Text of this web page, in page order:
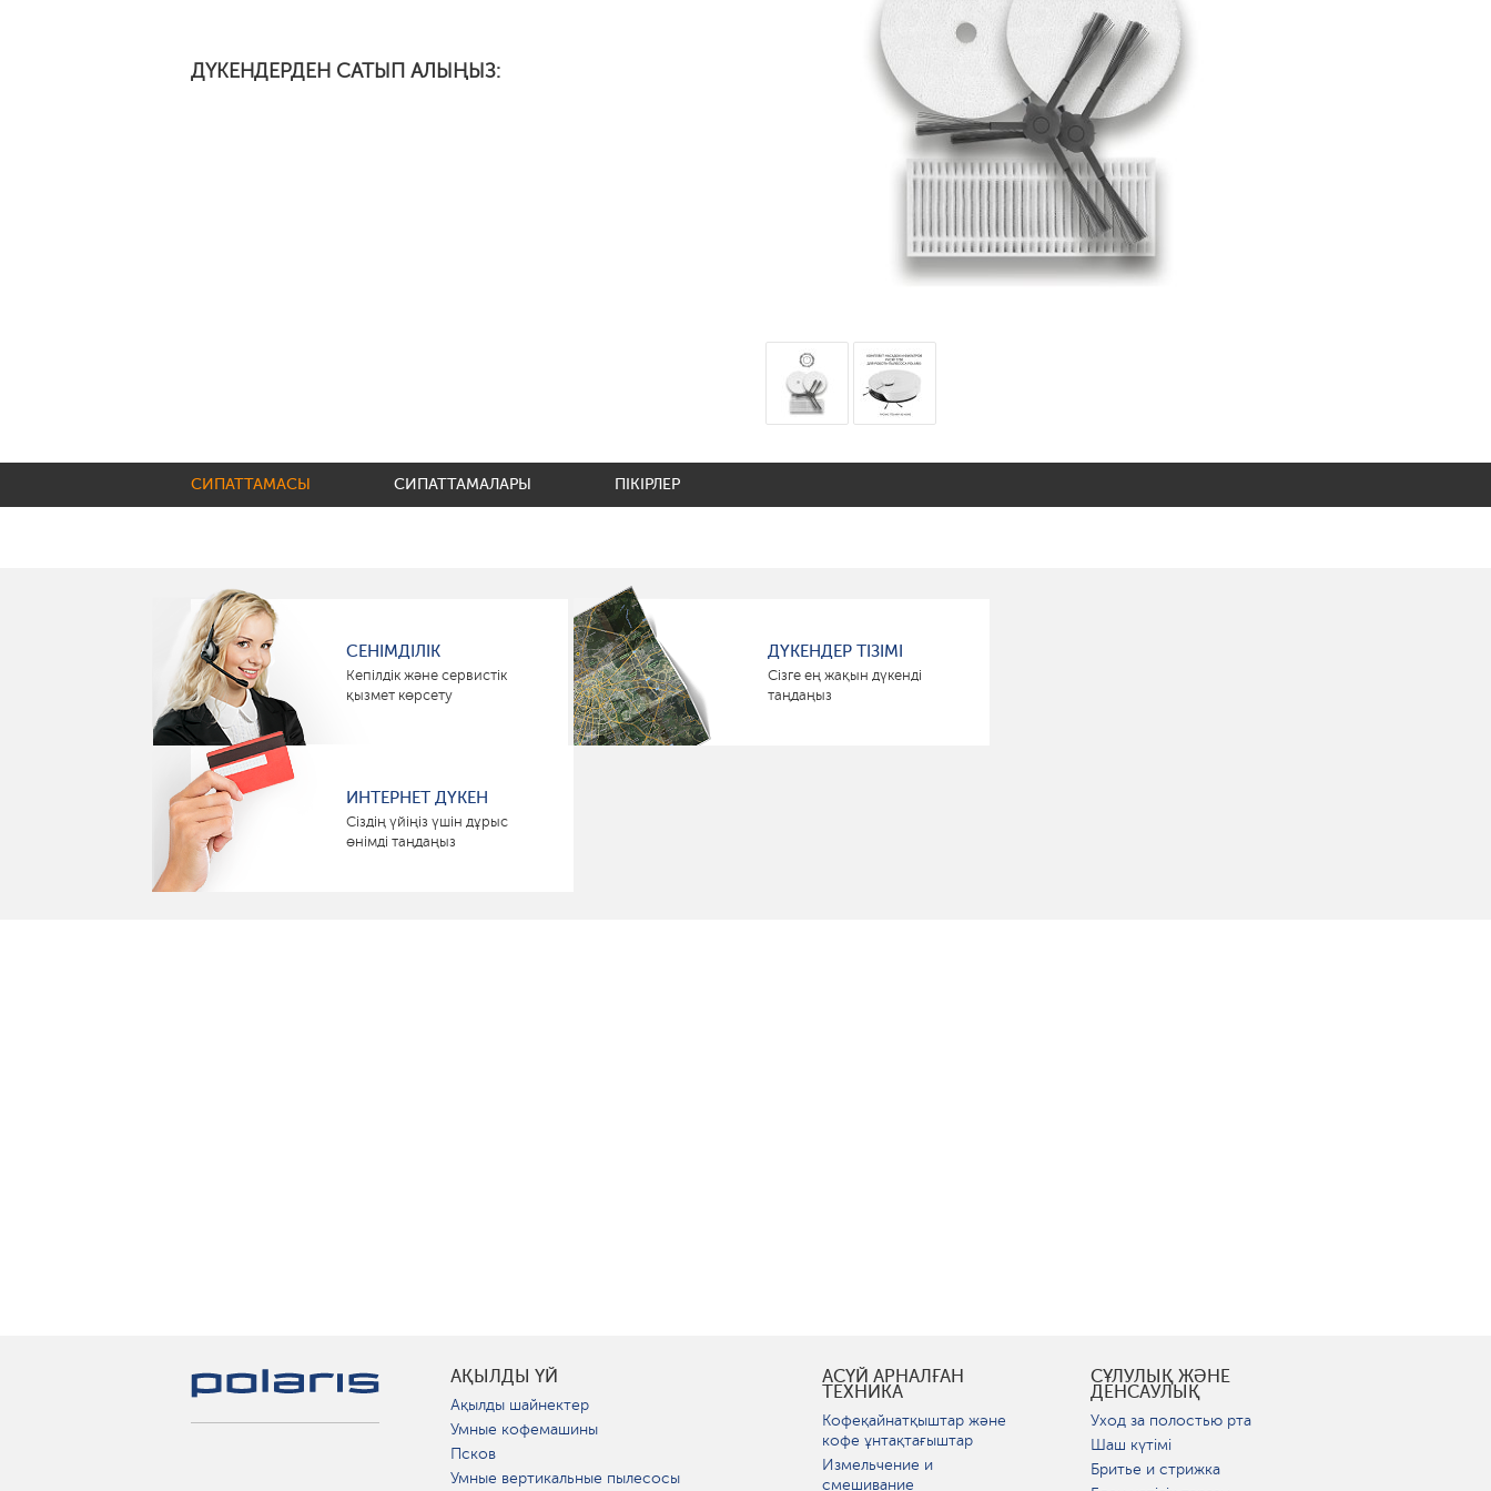
ДҮКЕНДЕРДЕН САТЫП АЛЫҢЫЗ:
СИПАТТАМАСЫ СИПАТТАМАЛАРЫ ПІКІРЛЕР
СЕНІМДІЛІК
Кепілдік және сервистік
қызмет көрсету
ДҮКЕНДЕР ТІЗІМІ
Сізге ең жақын дүкенді
таңдаңыз
ИНТЕРНЕТ ДҮКЕН
Сіздің үйіңіз үшін дұрыс
өнімді таңдаңыз
АҚЫЛДЫ ҮЙ
Ақылды шайнектер
Умные кофемашины
Псков
Умные вертикальные пылесосы
АСҮЙ АРНАЛҒАН
ТЕХНИКА
Кофеқайнатқыштар және
кофе ұнтақтағыштар
Измельчение и
смешивание
СҰЛУЛЫҚ ЖӘНЕ
ДЕНСАУЛЫҚ
Уход за полостью рта
Шаш күтімі
Бритье и стрижка